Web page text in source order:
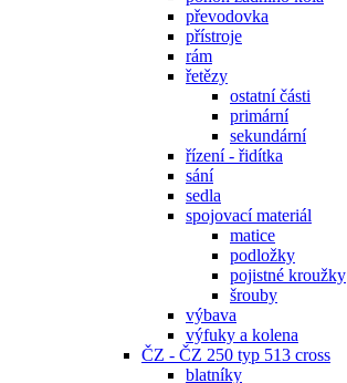
převodovka
přístroje
rám
řetězy
ostatní části
primární
sekundární
řízení - řidítka
sání
sedla
spojovací materiál
matice
podložky
pojistné kroužky
šrouby
výbava
výfuky a kolena
ČZ - ČZ 250 typ 513 cross
blatníky